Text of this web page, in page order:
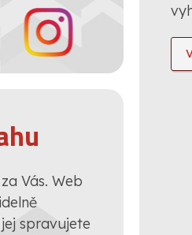
Vás. Web
spravujete